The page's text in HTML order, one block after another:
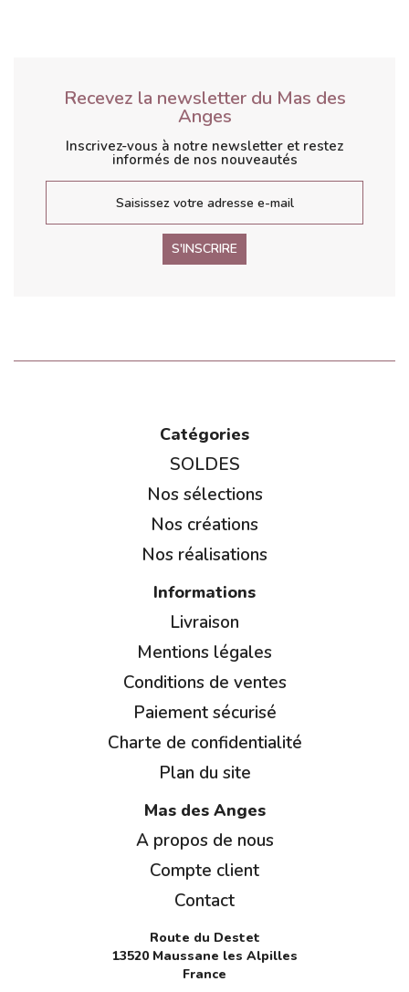
Recevez la newsletter du Mas des
Anges
Inscrivez-vous à notre newsletter et restez
informés de nos nouveautés
S'INSCRIRE
Catégories
SOLDES
Nos sélections
Nos créations
Nos réalisations
Informations
Livraison
Mentions légales
Conditions de ventes
Paiement sécurisé
Charte de confidentialité
Plan du site
Mas des Anges
A propos de nous
Compte client
Contact
Route du Destet
13520 Maussane les Alpilles
France